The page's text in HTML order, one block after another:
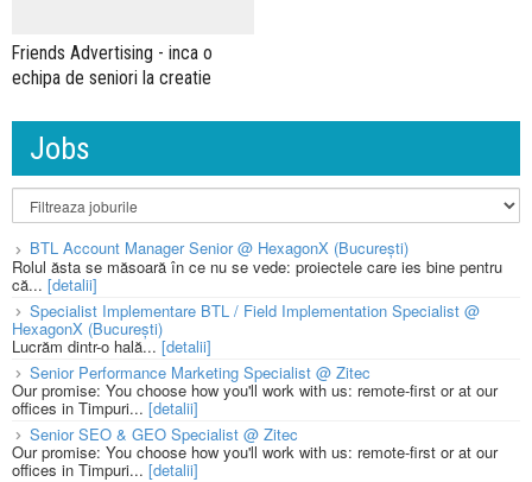
Friends Advertising - inca o
echipa de seniori la creatie
Jobs
BTL Account Manager Senior @ HexagonX (București)
Rolul ăsta se măsoară în ce nu se vede: proiectele care ies bine pentru
că... [detalii]
Specialist Implementare BTL / Field Implementation Specialist @
HexagonX (București)
Lucrăm dintr-o hală...[detalii]
Senior Performance Marketing Specialist @ Zitec
Our promise: You choose how you'll work with us: remote-first or at our
offices in Timpuri... [detalii]
Senior SEO & GEO Specialist @ Zitec
Our promise: You choose how you'll work with us: remote-first or at our
offices in Timpuri... [detalii]